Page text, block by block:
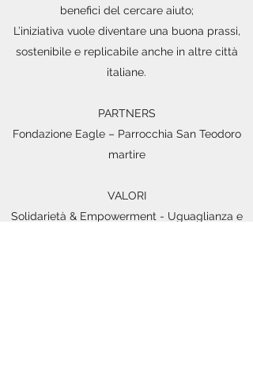
benefici del cercare aiuto;
L’iniziativa vuole diventare una buona prassi,
sostenibile e replicabile anche in altre città
italiane.
PARTNERS
Fondazione Eagle – Parrocchia San Teodoro
martire
VALORI
Solidarietà & Empowerment - Uguaglianza e